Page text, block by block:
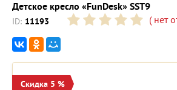
Детское кресло «FunDesk» SST9
ID: 11193 (нет
Скидка 5 %